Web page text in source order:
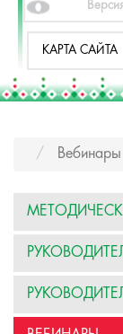
КАРТА САЙТА
Вебинары